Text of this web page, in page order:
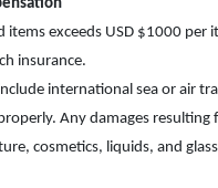
exceeds USD $1000 per
insurance.
include international sea or
Any damages
cosmetics, liquids, and